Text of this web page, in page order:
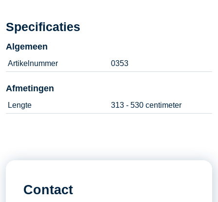
Specificaties
Algemeen
Artikelnummer 0353
Afmetingen
Lengte 313 - 530 centimeter
Contact